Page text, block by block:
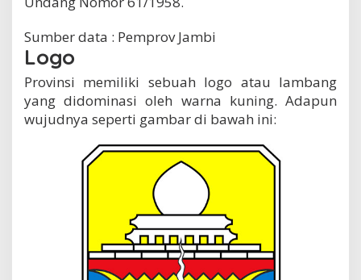
Sumber data : Pemprov Jambi
Logo
Provinsi memiliki sebuah logo atau lambang
yang didominasi oleh warna kuning. Adapun
wujudnya seperti gambar di bawah ini: